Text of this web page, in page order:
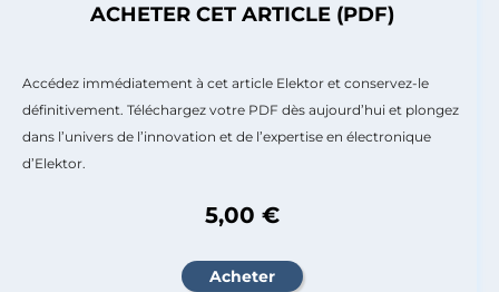
ACHETER CET ARTICLE (PDF)
Accédez immédiatement à cet article Elektor et conservez-le
définitivement. Téléchargez votre PDF dès aujourd’hui et plongez
dans l’univers de l’innovation et de l’expertise en électronique
d’Elektor.
5,00 €